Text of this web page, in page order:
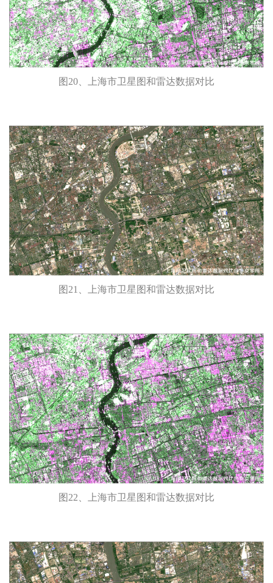
图20、上海市卫星图和雷达数据对比
图21、上海市卫星图和雷达数据对比
图22、上海市卫星图和雷达数据对比